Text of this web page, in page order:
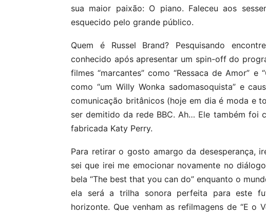
sua maior paixão: O piano. Faleceu aos
esquecido pelo grande público.
Quem é Russel Brand? Pesquisando
conhecido após apresentar um spin-off do
filmes “marcantes” como “Ressaca de Amor” e
como “um Willy Wonka sadomasoquista” e
comunicação britânicos (hoje em dia é moda e
ser demitido da rede BBC. Ah… Ele também foi
fabricada Katy Perry.
Para retirar o gosto amargo da desesperança,
sei que irei me emocionar novamente no
bela “The best that you can do” enquanto o
ela será a trilha sonora perfeita para este
horizonte. Que venham as refilmagens de “E o